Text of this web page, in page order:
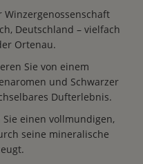
Winzergenossenschaft
Deutschland – vielfach
Ortenau.
Sie von einem
und Schwarzer
Dufterlebnis.
Sie einen vollmundigen,
seine mineralische